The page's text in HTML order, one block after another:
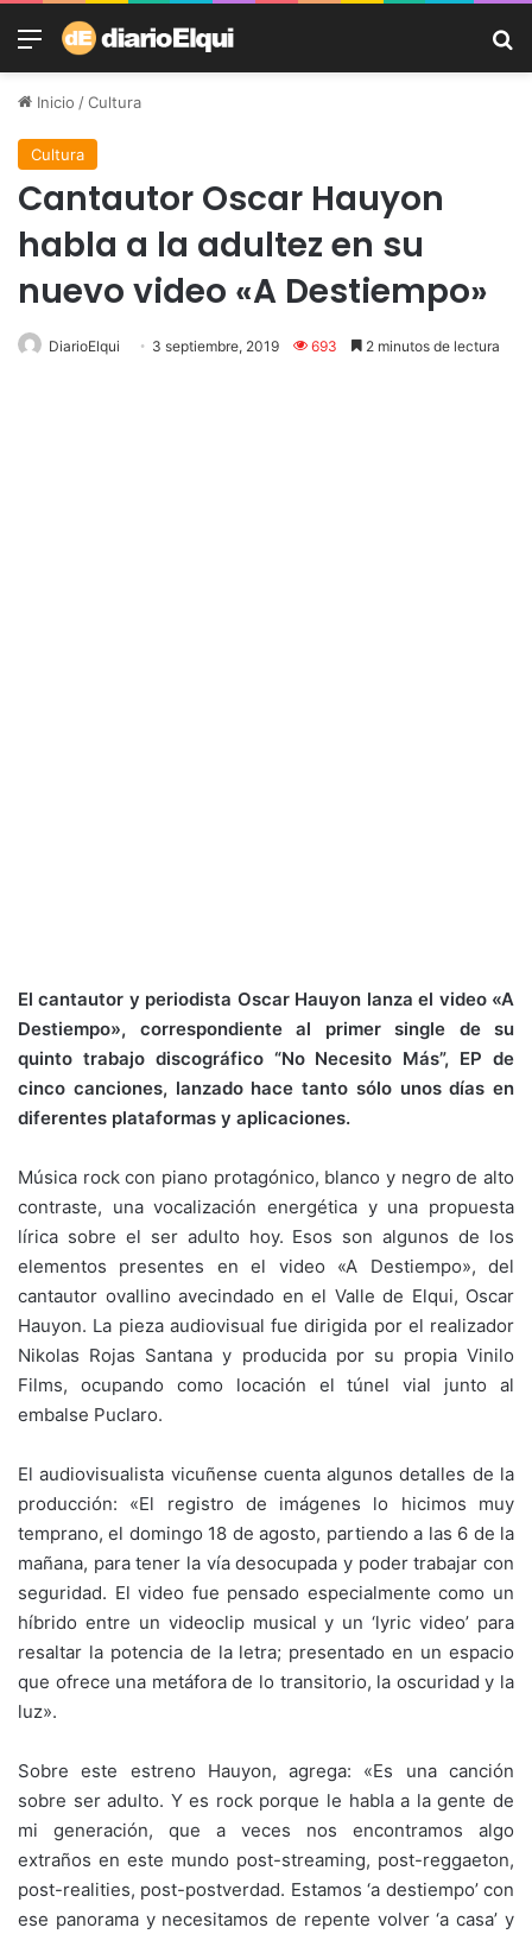
Menú
Inicio /Cultura
Cultura
Cantautor Oscar Hauyon
habla a la adultez en su
nuevo video «A Destiempo»
DiarioElqui 3 septiembre, 2019 693 2 minutos de lectura
El cantautor y periodista Oscar Hauyon lanza el video «A
Destiempo», correspondiente al primer single de su
quinto trabajo discográfico “No Necesito Más”, EP de
cinco canciones, lanzado hace tanto sólo unos días en
diferentes plataformas y aplicaciones.
Música rock con piano protagónico, blanco y negro de alto
contraste, una vocalización energética y una propuesta
lírica sobre el ser adulto hoy. Esos son algunos de los
elementos presentes en el video «A Destiempo», del
cantautor ovallino avecindado en el Valle de Elqui, Oscar
Hauyon. La pieza audiovisual fue dirigida por el realizador
Nikolas Rojas Santana y producida por su propia Vinilo
Films, ocupando como locación el túnel vial junto al
embalse Puclaro.
El audiovisualista vicuñense cuenta algunos detalles de la
producción: «El registro de imágenes lo hicimos muy
temprano, el domingo 18 de agosto, partiendo a las 6 de la
mañana, para tener la vía desocupada y poder trabajar con
seguridad. El video fue pensado especialmente como un
híbrido entre un videoclip musical y un ‘lyric video’ para
resaltar la potencia de la letra; presentado en un espacio
que ofrece una metáfora de lo transitorio, la oscuridad y la
luz».
Sobre este estreno Hauyon, agrega: «Es una canción
sobre ser adulto. Y es rock porque le habla a la gente de
mi generación, que a veces nos encontramos algo
extraños en este mundo post-streaming, post-reggaeton,
post-realities, post-postverdad. Estamos ‘a destiempo’ con
ese panorama y necesitamos de repente volver ‘a casa’ y